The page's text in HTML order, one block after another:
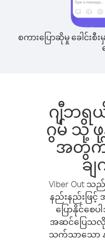
စကားပြောဆိုမှု ခေါင်းစီး
ဂျီဘရ
ဂွမ် သို့ ဖု
အတွက်
ချ
Viber Out
နည်းနည်းဖြင့်
ပြောနိုင်စ
အဆင်ပြေသလို
သက်သာသော နှုန်